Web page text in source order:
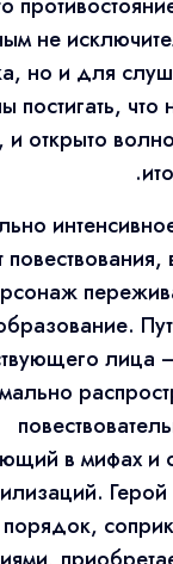
не
но и для
что
и открыто
лица
в мифах и
Герой